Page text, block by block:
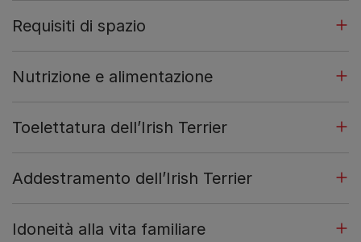
Requisiti di spazio
Nutrizione e alimentazione
Toelettatura dell’Irish Terrier
Addestramento dell’Irish Terrier
Idoneità alla vita familiare